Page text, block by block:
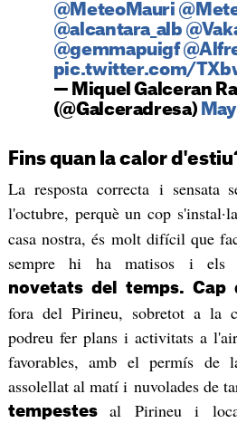
@MeteoMauri
@alcantara_alb
@gemmapuigf
pic.twitter.com/
— Miquel Galceran
(@Galceradresa)
Fins quan la calor
La resposta correcta i sensata
l'octubre, perquè un cop
casa nostra, és molt difícil que
sempre hi ha matisos i els
novetats del temps. Cap
fora del Pirineu, sobretot a la
podreu fer plans i activitats a
favorables, amb el permís de
assolellat al matí i nuvolades de
tempestesal Pirineu i